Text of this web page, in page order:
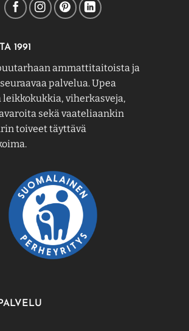
1991
ammattitaitoista ja
palvelua. Upea
leikkokukkia, viherkasveja,
sekä vaateliaankin
toiveet täyttävä